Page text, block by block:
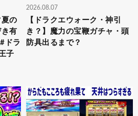
夏の
有
ドラ
子
2026.08.07
【ドラクエウォーク・神引
き？】魔力の宝鞭ガチャ・頭
防具出るまで？